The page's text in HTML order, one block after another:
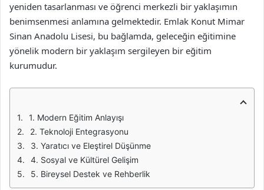
yeniden tasarlanması ve öğrenci merkezli bir yaklaşımın
benimsenmesi anlamına gelmektedir. Emlak Konut Mimar
Sinan Anadolu Lisesi, bu bağlamda, geleceğin eğitimine
yönelik modern bir yaklaşım sergileyen bir eğitim
kurumudur.
1. Modern Eğitim Anlayışı
2. Teknoloji Entegrasyonu
3. Yaratıcı ve Eleştirel Düşünme
4. Sosyal ve Kültürel Gelişim
5. Bireysel Destek ve Rehberlik